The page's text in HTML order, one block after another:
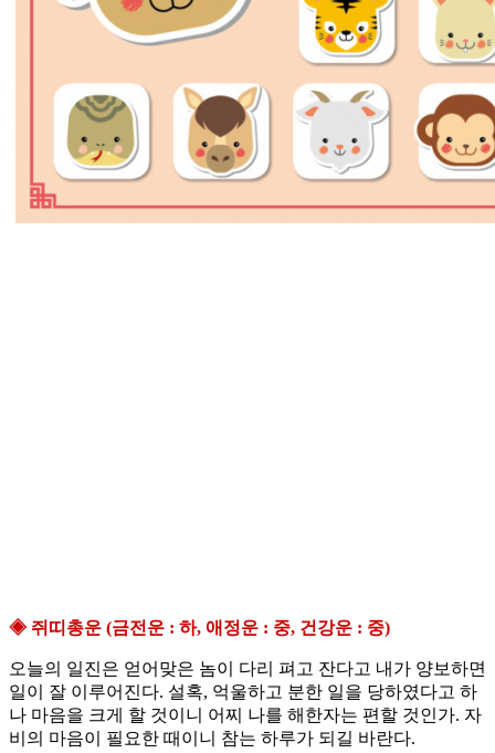
◈ 쥐띠총운 (금전운 : 하, 애정운 : 중, 건강운 : 중)
오늘의 일진은 얻어맞은 놈이 다리 펴고 잔다고 내가 양보하면
일이 잘 이루어진다. 설혹, 억울하고 분한 일을 당하였다고 하
나 마음을 크게 할 것이니 어찌 나를 해한자는 편할 것인가. 자
비의 마음이 필요한 때이니 참는 하루가 되길 바란다.